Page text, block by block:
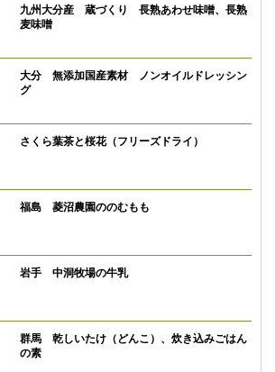
九州大分産 蔵づくり 長熟あわせ味噌、長熟
麦味噌
大分 無添加国産素材 ノンオイルドレッシン
グ
さくら葉茶と桜花（フリーズドライ）
福島 菱沼農園ののむもも
岩手 中洞牧場の牛乳
群馬 乾しいたけ（どんこ）、炊き込みごはん
の素